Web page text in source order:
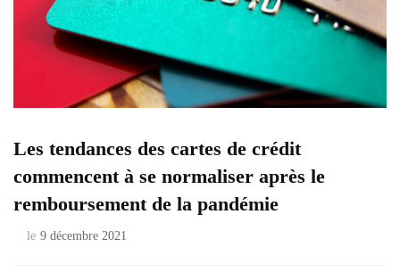
Les tendances des cartes de crédit
commencent à se normaliser après le
remboursement de la pandémie
le 9 décembre 2021